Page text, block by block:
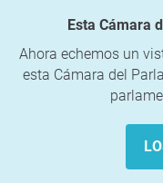
Esta Cámara
Ahora echemos un
esta Cámara del